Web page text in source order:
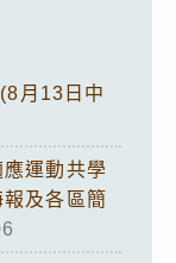
月13日中
運動共學
及各區簡